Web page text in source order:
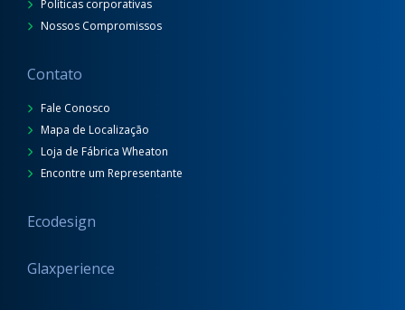
Políticas corporativas
Nossos Compromissos
Contato
Fale Conosco
Mapa de Localização
Loja de Fábrica Wheaton
Encontre um Representante
Ecodesign
Glaxperience